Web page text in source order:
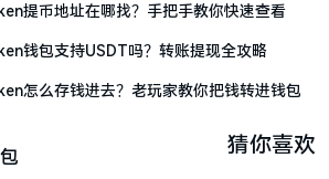
提币地址在哪找？手把手教你快速查看
钱包支持USDT吗？转账提现全攻略
怎么存钱进去？老玩家教你把钱转进钱包
猜你喜欢